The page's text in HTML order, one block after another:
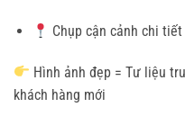
Chụp cận cảnh chi
Hình ảnh đẹp = Tư liệu
khách hàng mới